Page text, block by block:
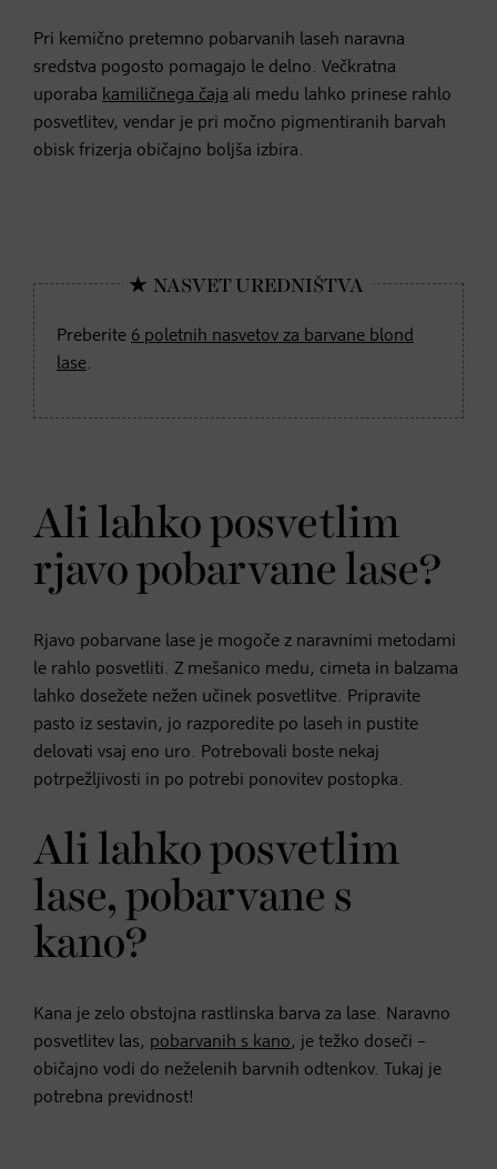
Pri kemično pretemno pobarvanih laseh naravna
sredstva pogosto pomagajo le delno. Večkratna
uporaba kamiličnega čaja ali medu lahko prinese rahlo
posvetlitev, vendar je pri močno pigmentiranih barvah
obisk frizerja običajno boljša izbira.
Preberite 6 poletnih nasvetov za barvane blond
lase.
Ali lahko posvetlim
rjavo pobarvane lase?
Rjavo pobarvane lase je mogoče z naravnimi metodami
le rahlo posvetliti. Z mešanico medu, cimeta in balzama
lahko dosežete nežen učinek posvetlitve. Pripravite
pasto iz sestavin, jo razporedite po laseh in pustite
delovati vsaj eno uro. Potrebovali boste nekaj
potrpežljivosti in po potrebi ponovitev postopka.
Ali lahko posvetlim
lase, pobarvane s
kano?
Kana je zelo obstojna rastlinska barva za lase. Naravno
posvetlitev las, pobarvanih s kano, je težko doseči –
običajno vodi do neželenih barvnih odtenkov. Tukaj je
potrebna previdnost!